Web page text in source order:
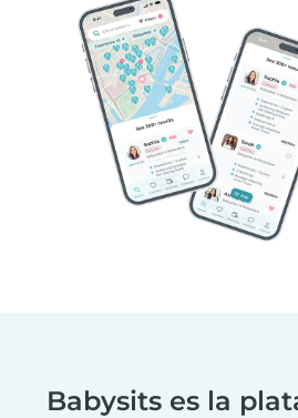
Babysits es la